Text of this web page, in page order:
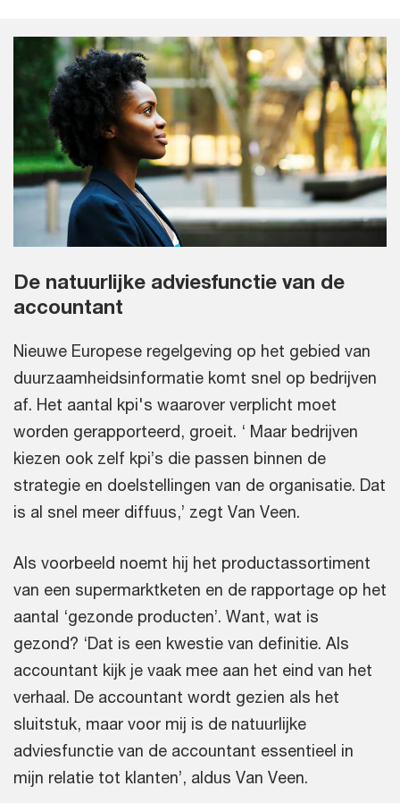
De natuurlijke adviesfunctie van de
accountant
Nieuwe Europese regelgeving op het gebied van
duurzaamheidsinformatie komt snel op bedrijven
af. Het aantal kpi's waarover verplicht moet
worden gerapporteerd, groeit. ‘ Maar bedrijven
kiezen ook zelf kpi’s die passen binnen de
strategie en doelstellingen van de organisatie. Dat
is al snel meer diffuus,’ zegt Van Veen.
Als voorbeeld noemt hij het productassortiment
van een supermarktketen en de rapportage op het
aantal ‘gezonde producten’. Want, wat is
gezond? ‘Dat is een kwestie van definitie. Als
accountant kijk je vaak mee aan het eind van het
verhaal. De accountant wordt gezien als het
sluitstuk, maar voor mij is de natuurlijke
adviesfunctie van de accountant essentieel in
mijn relatie tot klanten’, aldus Van Veen.